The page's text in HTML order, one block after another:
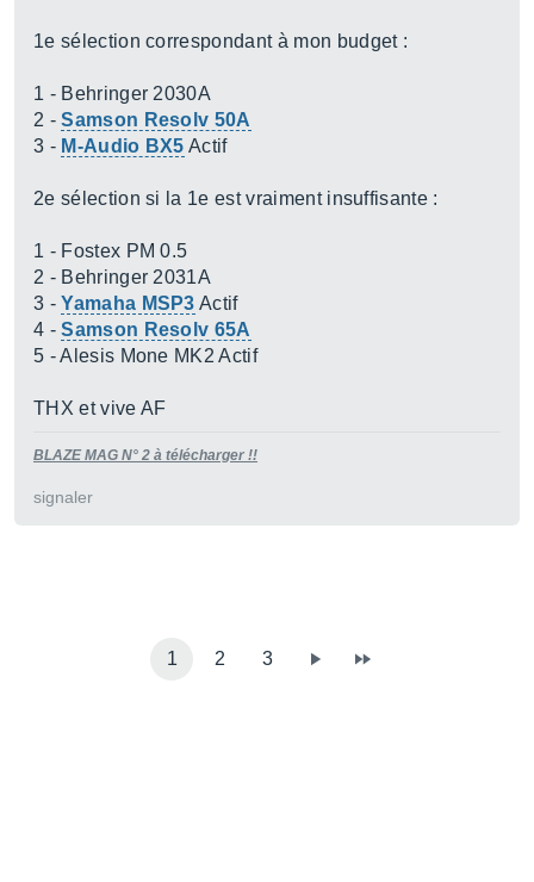
1e sélection correspondant à mon budget :
1 - Behringer 2030A
2 -Samson Resolv 50A
3 - M-Audio BX5 Actif
2e sélection si la 1e est vraiment insuffisante :
1 - Fostex PM 0.5
2 - Behringer 2031A
3 -Yamaha MSP3 Actif
4 -Samson Resolv 65A
5 - Alesis Mone MK2 Actif
THX et vive AF
BLAZE MAG N° 2 à télécharger !!
signaler
1 2 3